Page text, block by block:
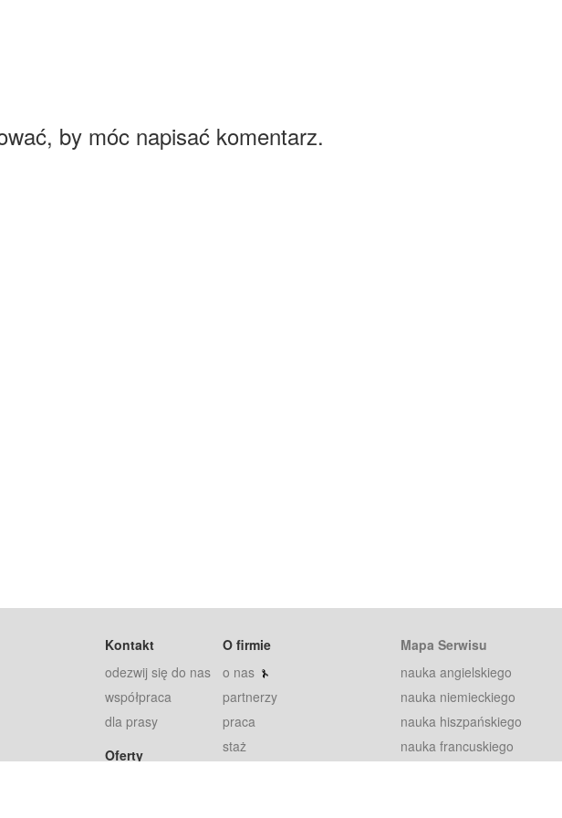
by móc napisać komentarz.
Kontakt
odezwij się do nas
współpraca
dla prasy
Oferty
O firmie
o nas
partnerzy
praca
staż
Mapa Serwisu
nauka angielskiego
nauka niemieckiego
nauka hiszpańskiego
nauka francuskiego